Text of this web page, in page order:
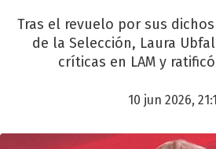
Tras el revuelo por sus
de la Selección, Laura
críticas en LAM y
10 jun 2026,